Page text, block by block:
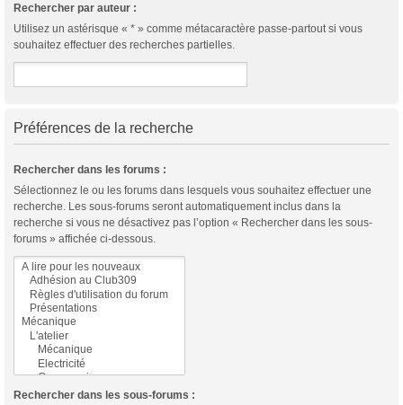
Rechercher par auteur :
Utilisez un astérisque « * » comme métacaractère passe-partout si vous
souhaitez effectuer des recherches partielles.
Préférences de la recherche
Rechercher dans les forums :
Sélectionnez le ou les forums dans lesquels vous souhaitez effectuer une
recherche. Les sous-forums seront automatiquement inclus dans la
recherche si vous ne désactivez pas l’option « Rechercher dans les sous-
forums » affichée ci-dessous.
Rechercher dans les sous-forums :